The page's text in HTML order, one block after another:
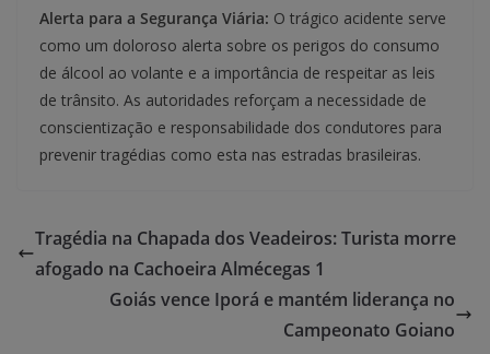
Alerta para a Segurança Viária: O trágico acidente serve
como um doloroso alerta sobre os perigos do consumo
de álcool ao volante e a importância de respeitar as leis
de trânsito. As autoridades reforçam a necessidade de
conscientização e responsabilidade dos condutores para
prevenir tragédias como esta nas estradas brasileiras.
Tragédia na Chapada dos Veadeiros: Turista morre
afogado na Cachoeira Almécegas 1
Goiás vence Iporá e mantém liderança no
Campeonato Goiano